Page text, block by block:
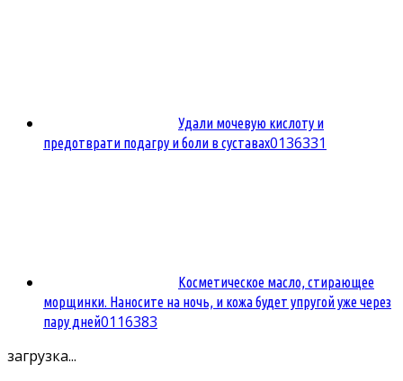
Удали мочевую кислоту и
предотврати подагру и боли в суставах0136331
Косметическое масло, стирающее
морщинки. Наносите на ночь, и кожа будет упругой уже через
пару дней0116383
загрузка...